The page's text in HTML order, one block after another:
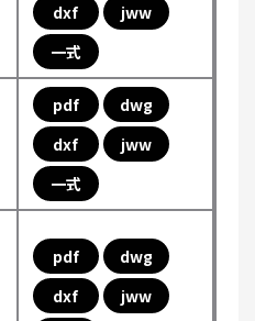
dxf
jww
一式
pdf
dwg
dxf
jww
一式
pdf
dwg
dxf
jww